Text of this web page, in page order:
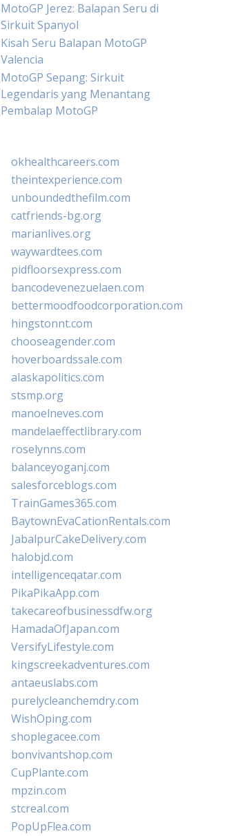
MotoGP Jerez: Balapan Seru di
Sirkuit Spanyol
Kisah Seru Balapan MotoGP
Valencia
MotoGP Sepang: Sirkuit
Legendaris yang Menantang
Pembalap MotoGP
okhealthcareers.com
theintexperience.com
unboundedthefilm.com
catfriends-bg.org
marianlives.org
waywardtees.com
pidfloorsexpress.com
bancodevenezuelaen.com
bettermoodfoodcorporation.com
hingstonnt.com
chooseagender.com
hoverboardssale.com
alaskapolitics.com
stsmp.org
manoelneves.com
mandelaeffectlibrary.com
roselynns.com
balanceyoganj.com
salesforceblogs.com
TrainGames365.com
BaytownEvaCationRentals.com
JabalpurCakeDelivery.com
halobjd.com
intelligenceqatar.com
PikaPikaApp.com
takecareofbusinessdfw.org
HamadaOfJapan.com
VersifyLifestyle.com
kingscreekadventures.com
antaeuslabs.com
purelycleanchemdry.com
WishOping.com
shoplegacee.com
bonvivantshop.com
CupPlante.com
mpzin.com
stcreal.com
PopUpFlea.com